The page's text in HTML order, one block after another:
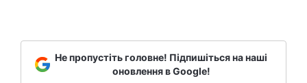
Не пропустіть головне! Підпишіться на наші
оновлення в Google!